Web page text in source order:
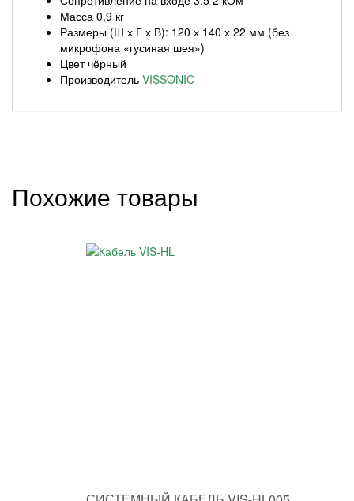
Масса 0,9 кг
Размеры (Ш х Г х В): 120 х 140 х 22 мм (без
микрофона «гусиная шея»)
Цвет чёрный
Производитель VISSONIC
Похожие товары